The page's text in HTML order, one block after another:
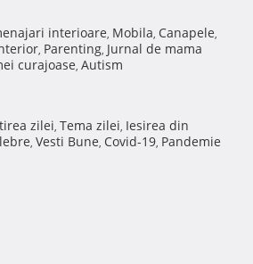
interioare, Mobila, Canapele,
, Parenting, Jurnal de mama
curajoase, Autism
zilei, Tema zilei, Iesirea din
, Vesti Bune, Covid-19, Pandemie